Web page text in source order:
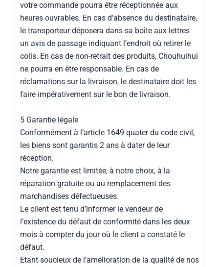
votre commande pourra être réceptionnée aux
heures ouvrables. En cas d’absence du destinataire,
le transporteur déposera dans sa boîte aux lettres
un avis de passage indiquant l’endroit où retirer le
colis. En cas de non-retrait des produits, Chouhuihui
ne pourra en être responsable. En cas de
réclamations sur la livraison, le destinataire doit les
faire impérativement sur le bon de livraison.
5 Garantie légale
Conformément à l’article 1649 quater du code civil,
les biens sont garantis 2 ans à dater de leur
réception.
Notre garantie est limitée, à notre choix, à la
réparation gratuite ou au remplacement des
marchandises défectueuses.
Le client est tenu d’informer le vendeur de
l’existence du défaut de conformité dans les deux
mois à compter du jour où le client a constaté le
défaut.
Etant soucieux de l’amélioration de la qualité de nos